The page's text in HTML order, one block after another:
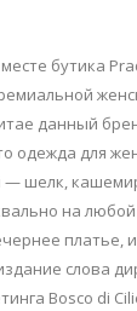
бутика
данный
одежда для
— шелк,
на
платье,
слова
Bosco di